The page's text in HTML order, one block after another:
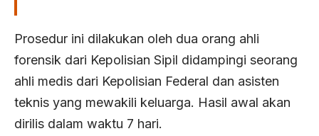
Prosedur ini dilakukan oleh dua orang ahli
forensik dari Kepolisian Sipil didampingi seorang
ahli medis dari Kepolisian Federal dan asisten
teknis yang mewakili keluarga. Hasil awal akan
dirilis dalam waktu 7 hari.